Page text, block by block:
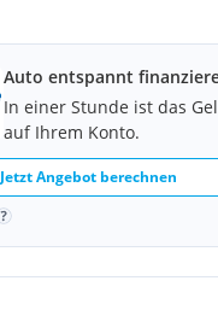
Auto entspannt
In einer Stunde ist das
auf Ihrem Konto.
Jetzt Angebot berechnen